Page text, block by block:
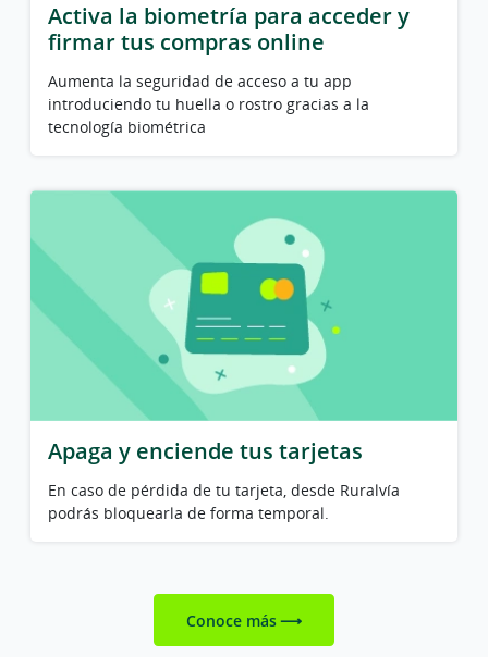
Activa la biometría para acceder y
firmar tus compras online
Aumenta la seguridad de acceso a tu app
introduciendo tu huella o rostro gracias a la
tecnología biométrica
Apaga y enciende tus tarjetas
En caso de pérdida de tu tarjeta, desde Ruralvía
podrás bloquearla de forma temporal.
Conoce más